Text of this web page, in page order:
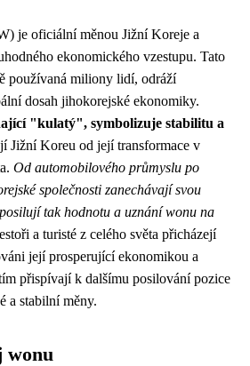
je oficiální měnou Jižní Koreje a
ekonomického vzestupu. Tato
používaná miliony lidí, odráží
dosah jihokorejské ekonomiky.
"kulatý", symbolizuje stabilitu a
Jižní Koreu od její transformace v
Od automobilového průmyslu po
společnosti zanechávají svou
tak hodnotu a uznání wonu na
a turisté z celého světa přicházejí
její prosperující ekonomikou a
přispívají k dalšímu posilování pozice
a stabilní měny.
wonu